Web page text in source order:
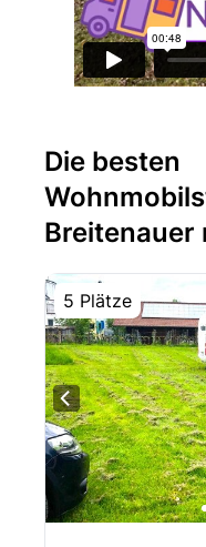
Die besten
Breitenauer
5 Plätze